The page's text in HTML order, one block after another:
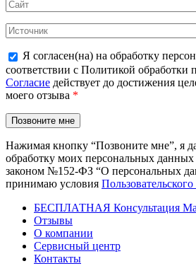
Я согласен(на) на обработку
соответствии с Политикой обработки
Согласие действует до достижения
моего отзыва *
Нажимая кнопку “Позвоните мне”, я
обработку моих персональных данных
законом №152-ФЗ “О персональных
принимаю условия
БЕСПЛАТНАЯ Консультация
Отзывы
О компании
Сервисный центр
Контакты